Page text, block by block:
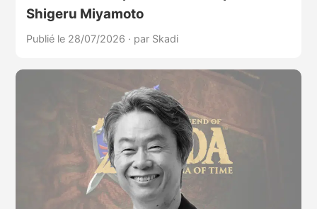
Shigeru Miyamoto
Publié le 28/07/2026 · par Skadi